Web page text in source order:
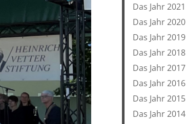
Das Jahr 2021
Das Jahr 2020
Das Jahr 2019
Das Jahr 2018
Das Jahr 2017
Das Jahr 2016
Das Jahr 2015
Das Jahr 2014